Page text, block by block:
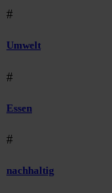
#
Umwelt
#
Essen
#
nachhaltig